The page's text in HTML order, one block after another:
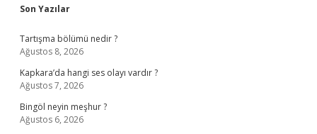
Sidebar
Son Yazılar
Tartışma bölümü nedir ?
Ağustos 8, 2026
Kapkara’da hangi ses olayı vardır ?
Ağustos 7, 2026
Bingöl neyin meşhur ?
Ağustos 6, 2026